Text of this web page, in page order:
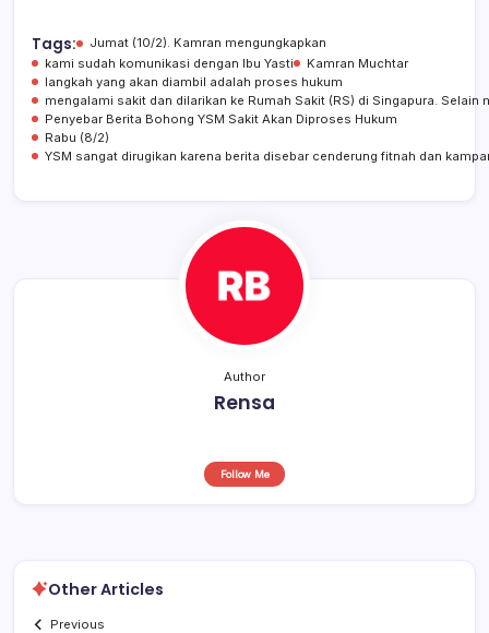
b
o
o
k
A
p
p
d
s
Tags:
Jumat (10/2). Kamran mengungkapkan
kami sudah komunikasi dengan Ibu Yasti
Kamran Muchtar
langkah yang akan diambil adalah proses hukum
mengalami sakit dan dilarikan ke Rumah Sakit (RS) di Singapura. Selain
Penyebar Berita Bohong YSM Sakit Akan Diproses Hukum
Rabu (8/2)
YSM sangat dirugikan karena berita disebar cenderung fitnah dan
Author
Rensa
Follow Me
Other Articles
Previous